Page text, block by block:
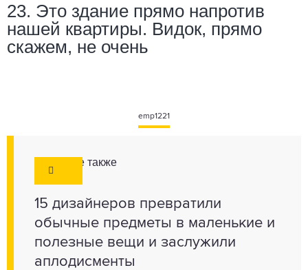
23. Это здание прямо напротив
нашей квартиры. Видок, прямо
скажем, не очень
emp1221
Смотрите также
15 дизайнеров превратили
обычные предметы в маленькие и
полезные вещи и заслужили
аплодисменты